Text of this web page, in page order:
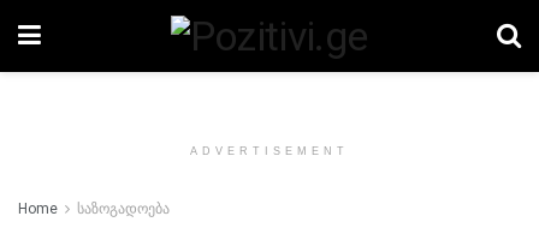
ADVERTISEMENT
Home საზოგადოება